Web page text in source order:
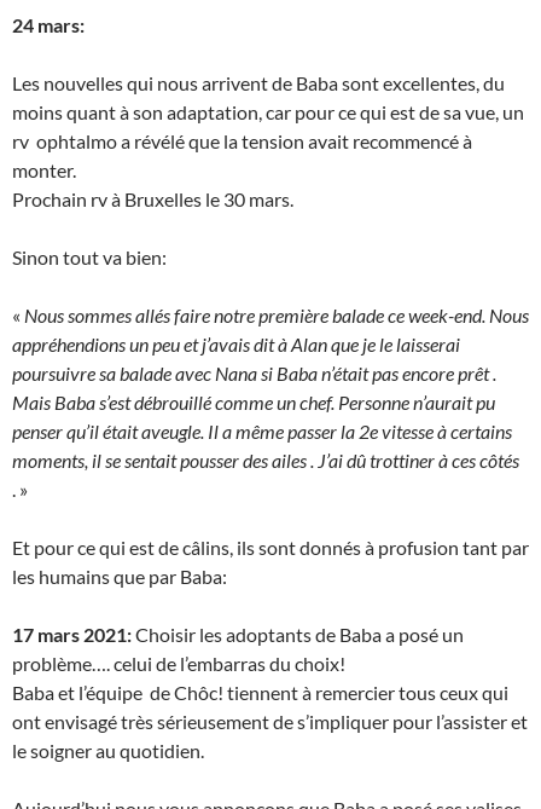
24 mars:
Les nouvelles qui nous arrivent de Baba sont excellentes, du
moins quant à son adaptation, car pour ce qui est de sa vue, un
rv ophtalmo a révélé que la tension avait recommencé à
monter.
Prochain rv à Bruxelles le 30 mars.
Sinon tout va bien:
« Nous sommes allés faire notre première balade ce week-end. Nous
appréhendions un peu et j’avais dit à Alan que je le laisserai
poursuivre sa balade avec Nana si Baba n’était pas encore prêt .
Mais Baba s’est débrouillé comme un chef. Personne n’aurait pu
penser qu’il était aveugle. Il a même passer la 2e vitesse à certains
moments, il se sentait pousser des ailes . J’ai dû trottiner à ces côtés
. »
Et pour ce qui est de câlins, ils sont donnés à profusion tant par
les humains que par Baba:
17 mars 2021:Choisir les adoptants de Baba a posé un
problème…. celui de l’embarras du choix!
Baba et l’équipe de Chôc! tiennent à remercier tous ceux qui
ont envisagé très sérieusement de s’impliquer pour l’assister et
le soigner au quotidien.